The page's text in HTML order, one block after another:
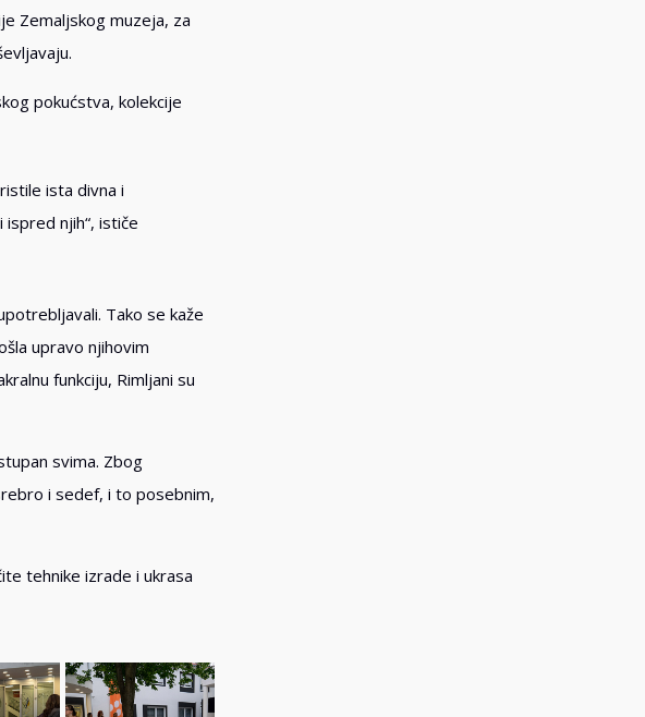
Zemaljskog muzeja, za
pokućstva, kolekcije
ista divna i
ispred njih“, ističe
Tako se kaže
upravo njihovim
funkciju, Rimljani su
svima. Zbog
i sedef, i to posebnim,
tehnike izrade i ukrasa